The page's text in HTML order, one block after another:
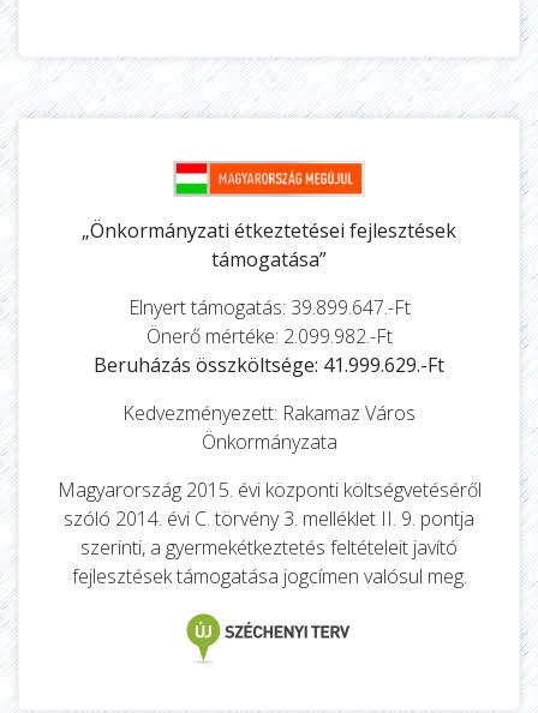
„Önkormányzati étkeztetései fejlesztések
támogatása”
Elnyert támogatás: 39.899.647.-Ft
Önerő mértéke: 2.099.982.-Ft
Beruházás összköltsége: 41.999.629.-Ft
Kedvezményezett: Rakamaz Város
Önkormányzata
Magyarország 2015. évi központi költségvetéséről
szóló 2014. évi C. törvény 3. melléklet II. 9. pontja
szerinti, a gyermekétkeztetés feltételeit javító
fejlesztések támogatása jogcímen valósul meg.